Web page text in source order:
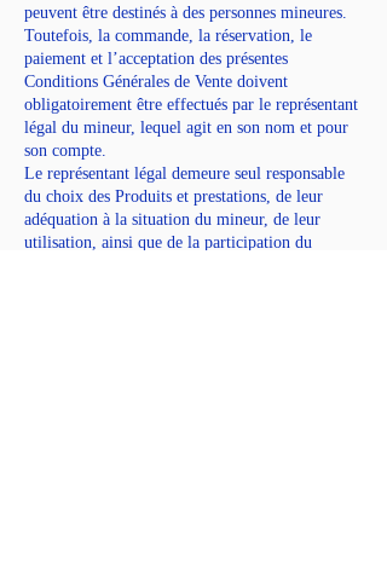
peuvent être destinés à des personnes mineures.
Toutefois, la commande, la réservation, le
paiement et l’acceptation des présentes
Conditions Générales de Vente doivent
obligatoirement être effectués par le représentant
légal du mineur, lequel agit en son nom et pour
son compte.
Le représentant légal demeure seul responsable
du choix des Produits et prestations, de leur
adéquation à la situation du mineur, de leur
utilisation, ainsi que de la participation du